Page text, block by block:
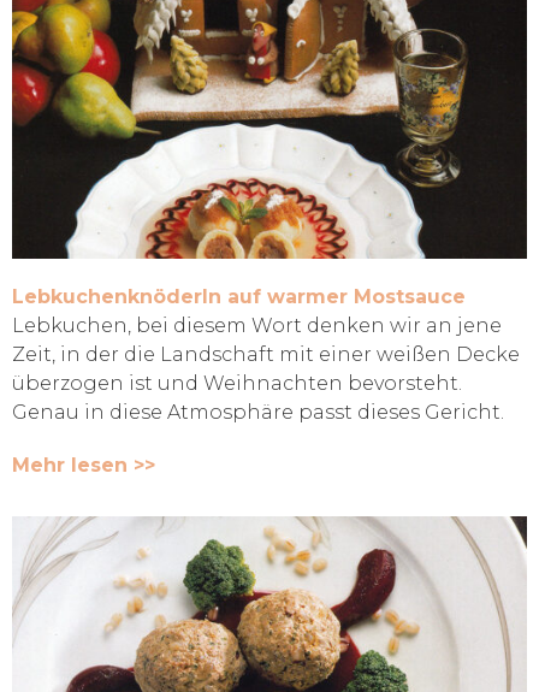
Lebkuchenknöderln auf warmer Mostsauce
Lebkuchen, bei diesem Wort denken wir an jene
Zeit, in der die Landschaft mit einer weißen Decke
überzogen ist und Weihnachten bevorsteht.
Genau in diese Atmosphäre passt dieses Gericht.
Mehr lesen >>